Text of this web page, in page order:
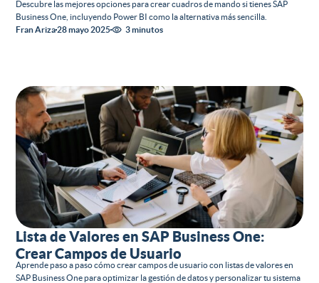
Descubre las mejores opciones para crear cuadros de mando si tienes SAP
Business One, incluyendo Power BI como la alternativa más sencilla.
Fran Ariza28 mayo 2025 3 minutos
Lista de Valores en SAP Business One:
Crear Campos de Usuario
Aprende paso a paso cómo crear campos de usuario con listas de valores en
SAP Business One para optimizar la gestión de datos y personalizar tu sistema